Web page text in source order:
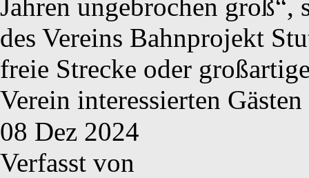
Jahren ungebrochen groß“,
des Vereins Bahnprojekt
freie Strecke oder
Verein interessierten
08 Dez 2024
Verfasst von